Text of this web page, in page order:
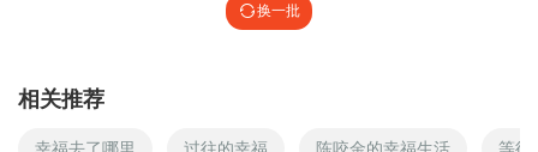
换一批
相关推荐
幸福去了哪里 过往的幸福 陈咬金的幸福生活 等待